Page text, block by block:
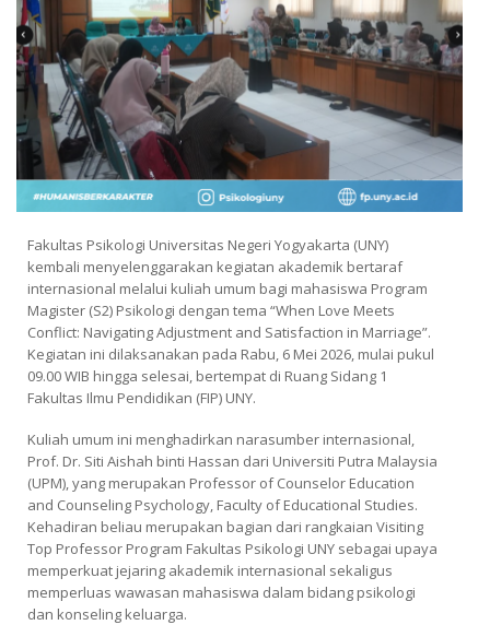
Fakultas Psikologi Universitas Negeri Yogyakarta (UNY)
kembali menyelenggarakan kegiatan akademik bertaraf
internasional melalui kuliah umum bagi mahasiswa Program
Magister (S2) Psikologi dengan tema “When Love Meets
Conflict: Navigating Adjustment and Satisfaction in Marriage”.
Kegiatan ini dilaksanakan pada Rabu, 6 Mei 2026, mulai pukul
09.00 WIB hingga selesai, bertempat di Ruang Sidang 1
Fakultas Ilmu Pendidikan (FIP) UNY.
Kuliah umum ini menghadirkan narasumber internasional,
Prof. Dr. Siti Aishah binti Hassan dari Universiti Putra Malaysia
(UPM), yang merupakan Professor of Counselor Education
and Counseling Psychology, Faculty of Educational Studies.
Kehadiran beliau merupakan bagian dari rangkaian Visiting
Top Professor Program Fakultas Psikologi UNY sebagai upaya
memperkuat jejaring akademik internasional sekaligus
memperluas wawasan mahasiswa dalam bidang psikologi
dan konseling keluarga.